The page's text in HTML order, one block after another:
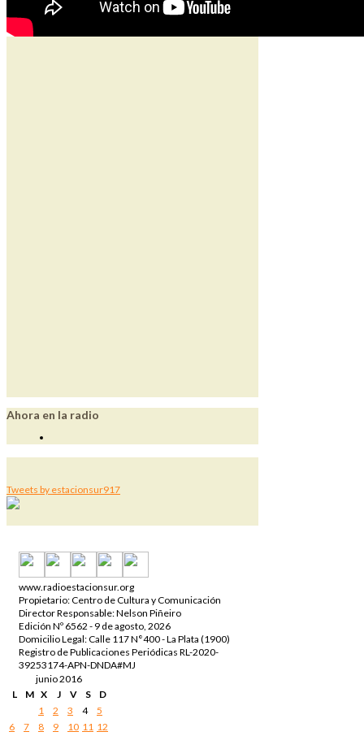
Ahora en la radio
Tweets by estacionsur917
www.radioestacionsur.org
Propietario: Centro de Cultura y Comunicación
Director Responsable: Nelson Piñeiro
Edición Nº 6562 - 9 de agosto, 2026
Domicilio Legal: Calle 117 N°400 - La Plata (1900)
Registro de Publicaciones Periódicas RL-2020-
39253174-APN-DNDA#MJ
junio 2016
L
M X J V S D
1 2 3 4
5
6
7 8 9 10 11 12